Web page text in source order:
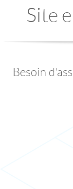
Site
Besoin